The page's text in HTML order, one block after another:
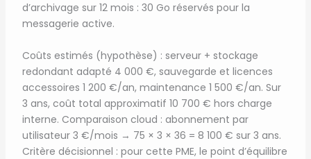
d’archivage sur 12 mois : 30 Go réservés pour la
messagerie active.
Coûts estimés (hypothèse) : serveur + stockage
redondant adapté 4 000 €, sauvegarde et licences
accessoires 1 200 €/an, maintenance 1 500 €/an. Sur
3 ans, coût total approximatif 10 700 € hors charge
interne. Comparaison cloud : abonnement par
utilisateur 3 €/mois → 75 × 3 × 36 = 8 100 € sur 3 ans.
Critère décisionnel : pour cette PME, le point d’équilibre